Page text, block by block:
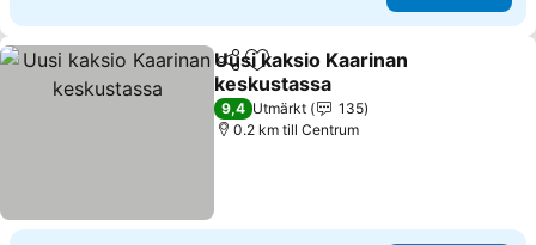
Dela Lägg till i Mina Favoriter
Uusi kaksio Kaarinan
keskustassa
Se priser
9,4 Utmärkt
135
0.2 km till Centrum